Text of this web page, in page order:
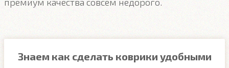
Знаем как сделать коврики удобными